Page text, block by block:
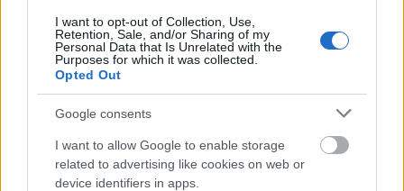
I want to opt-out of Collection, Use,
Retention, Sale, and/or Sharing of my
Personal Data that Is Unrelated with the
Purposes for which it was collected.
Opted Out
Google consents
I want to allow Google to enable storage
related to advertising like cookies on web or
device identifiers in apps.
Οι προηγούμενες γενιές δεν χρειάστηκε να
απαντήσουν σε αυτό το ερώτημα οι επόμενες
όμως είναι σίγουρο ότι θα κληθούν να